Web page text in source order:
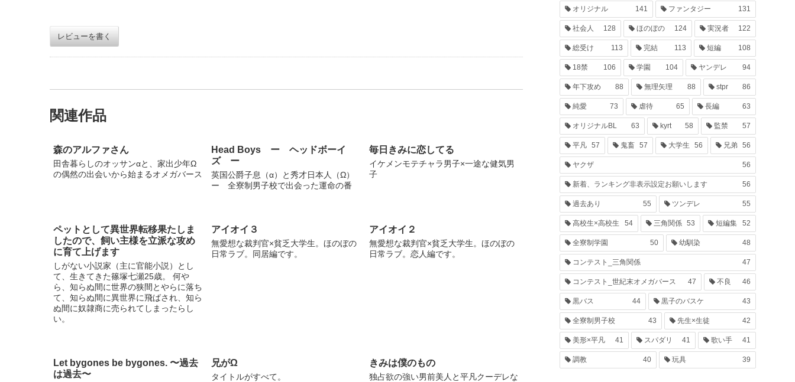
レビューを書く
関連作品
森のアルファさん
田舎暮らしのオッサンαと、家出少年Ω
の偶然の出会いから始まるオメガバース
Head Boys ー ヘッドボーイ
ズ ー
英国公爵子息（α）と秀才日本人（Ω）
ー 全寮制男子校で出会った運命の番
毎日きみに恋してる
イケメンモテチャラ男子×一途な健気男
子
ペットとして異世界転移果たしま
したので、飼い主様を立派な攻め
に育て上げます
しがない小説家（主に官能小説）とし
て、生きてきた篠塚七瀬25歳。 何や
ら、知らぬ間に世界の狭間とやらに落ち
て、知らぬ間に異世界に飛ばされ、知ら
ぬ間に奴隷商に売られてしまったらし
い。
アイオイ３
無愛想な裁判官×貧乏大学生。ほのぼの
日常ラブ。同居編です。
アイオイ２
無愛想な裁判官×貧乏大学生。ほのぼの
日常ラブ。恋人編です。
Let bygones be bygones. 〜過去
は過去〜
兄がΩ
タイトルがすべて。
きみは僕のもの
独占欲の強い男前美人と平凡クーデレな
オリジナル 141 ファンタジー 131
社会人 128 ほのぼの 124 実況者 122
総受け 113 完結 113 短編 108
18禁 106 学園 104 ヤンデレ 94
年下攻め 88 無理矢理 88 stpr 86
純愛 73 虐待 65 長編 63
オリジナルBL 63 kyrt 58 監禁 57
平凡 57 鬼畜 57 大学生 56 兄弟 56
ヤクザ 56
新着、ランキング非表示設定お願いします 56
過去あり 55 ツンデレ 55
高校生×高校生 54 三角関係 53 短編集 52
全寮制学園 50 幼馴染 48
コンテスト_三角関係 47
コンテスト_世紀末オメガバース 47 不良 46
黒バス 44 黒子のバスケ 43
全寮制男子校 43 先生×生徒 42
美形×平凡 41 スパダリ 41 歌い手 41
調教 40 玩具 39